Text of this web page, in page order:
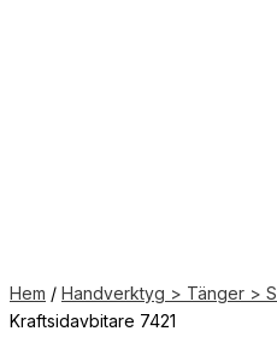
Hem / Handverktyg > Tänger >
Kraftsidavbitare 7421